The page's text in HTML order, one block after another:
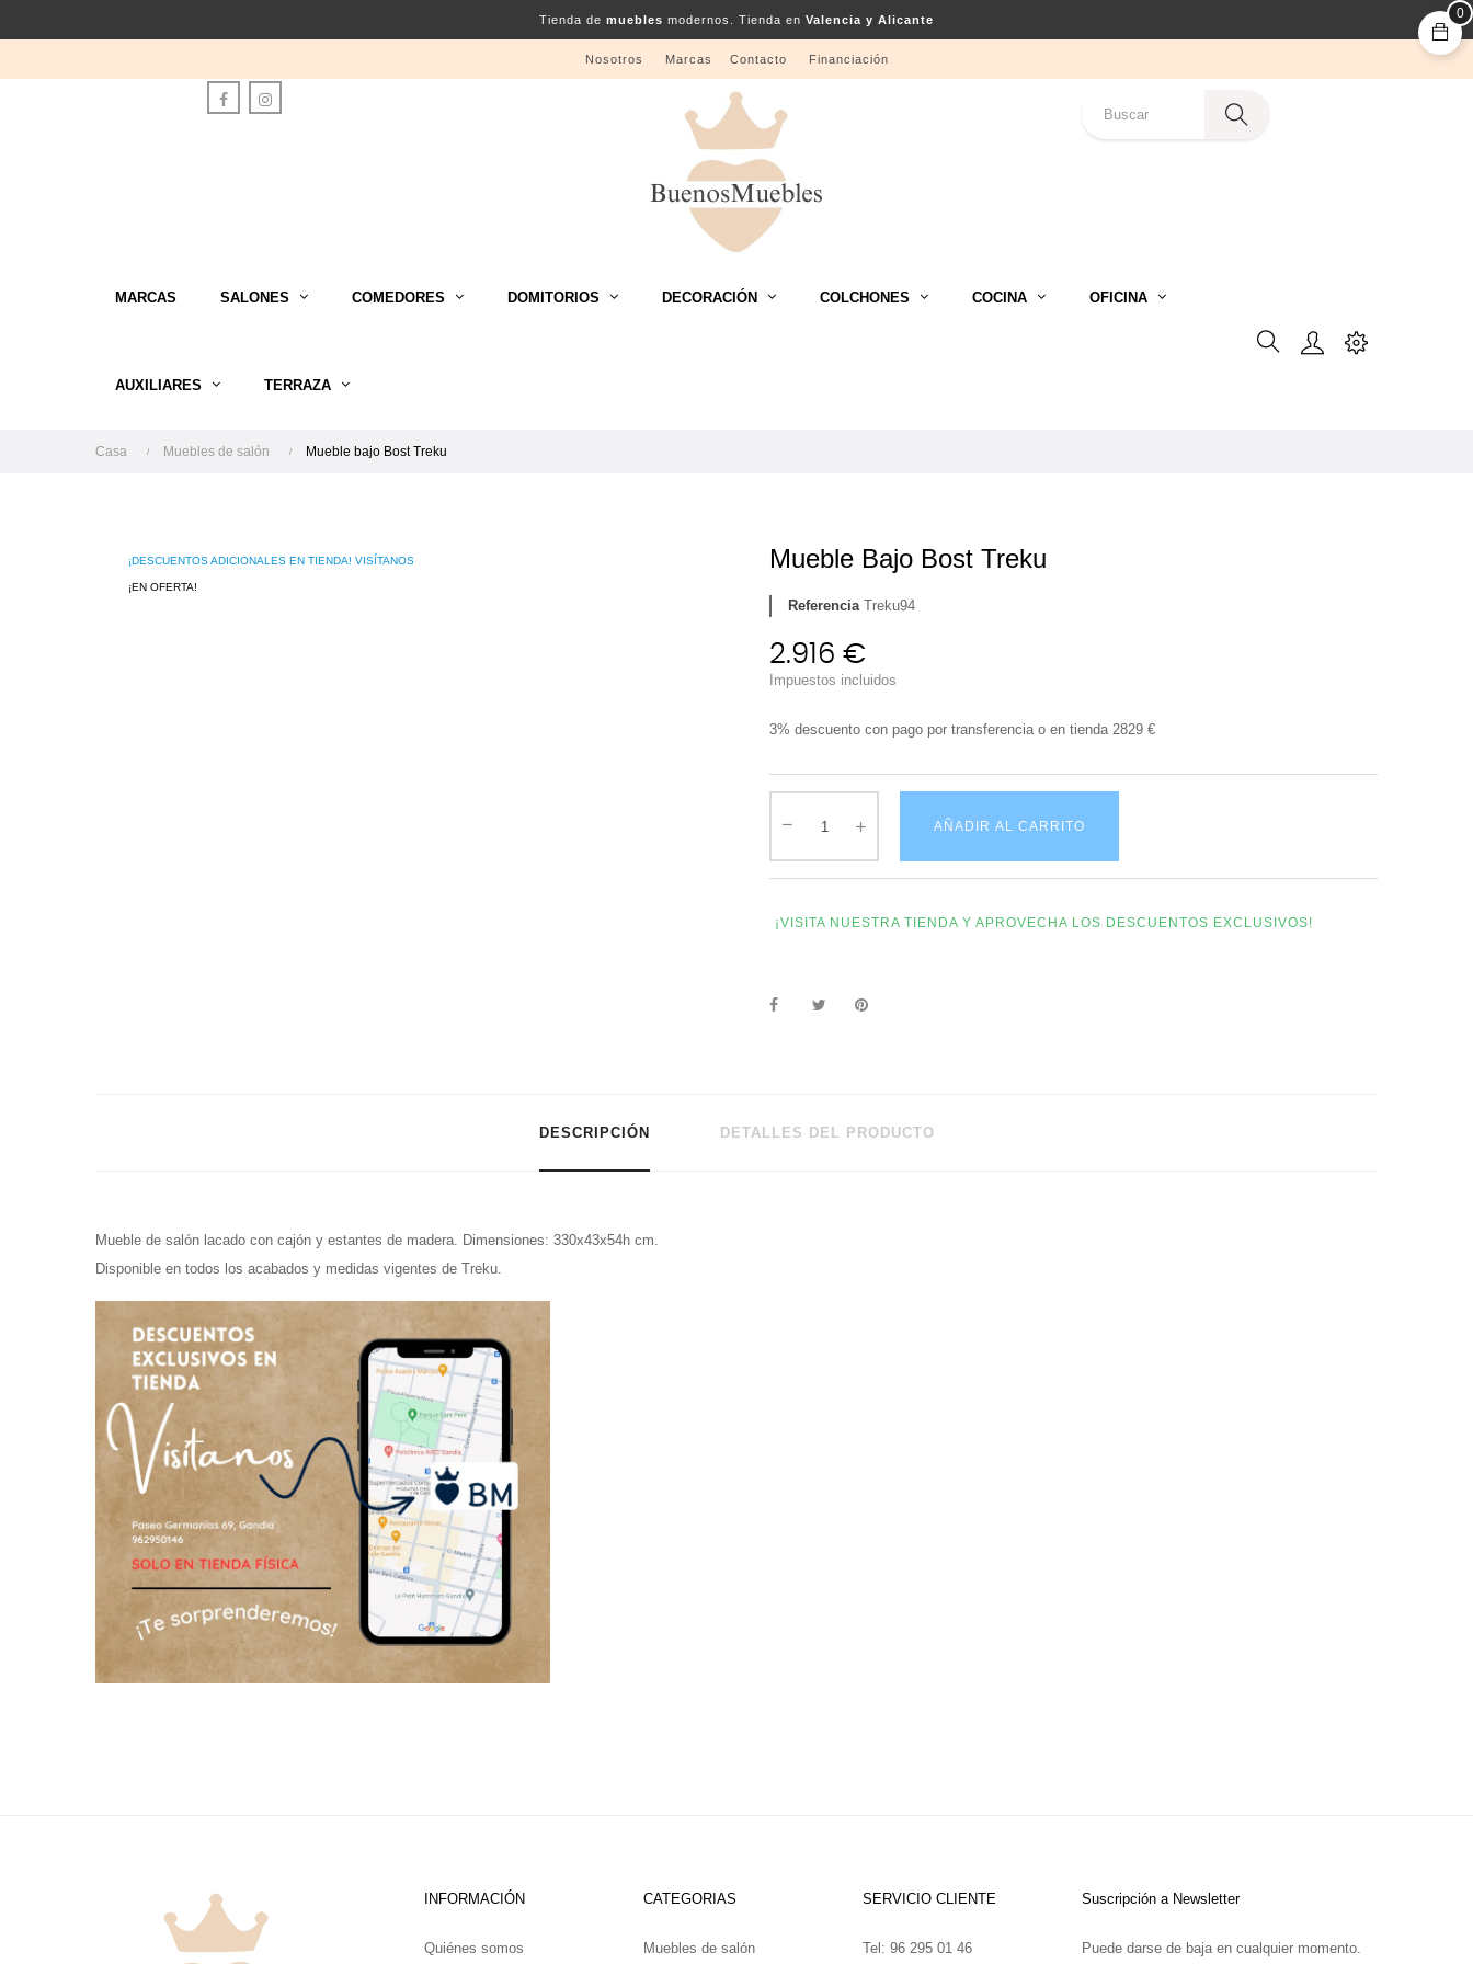
Tienda de muebles modernos. Tienda en Valencia y Alicante
Nosotros Marcas Contacto Financiación
Facebook
MARCAS SALONES COMEDORES DOMITORIOS DECORACIÓN COLCHONES COCINA OFICINA
AUXILIARES TERRAZA
Casa Muebles de salón Mueble bajo Bost Treku
¡DESCUENTOS ADICIONALES EN TIENDA! VISÍTANOS
¡EN OFERTA!
Mueble Bajo Bost Treku
Referencia Treku94
2.916 €
Impuestos incluidos
3% descuento con pago por transferencia o en tienda 2829 €
AÑADIR AL CARRITO
¡VISITA NUESTRA TIENDA Y APROVECHA LOS DESCUENTOS EXCLUSIVOS!
DESCRIPCIÓN DETALLES DEL PRODUCTO
Mueble de salón lacado con cajón y estantes de madera. Dimensiones: 330x43x54h cm.
Disponible en todos los acabados y medidas vigentes de Treku.
INFORMACIÓN
Quiénes somos
CATEGORIAS
Muebles de salón
SERVICIO CLIENTE
Tel: 96 295 01 46
Suscripción a Newsletter
Puede darse de baja en cualquier momento.
0